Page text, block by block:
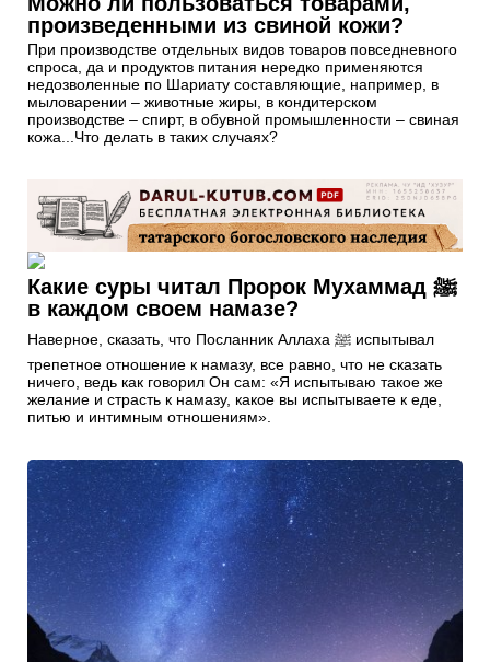
произведенными из свиной кожи?
При производстве отдельных видов товаров повседневного
спроса, да и продуктов питания нередко применяются
недозволенные по Шариату составляющие, например, в
мыловарении – животные жиры, в кондитерском
производстве – спирт, в обувной промышленности – свиная
кожа...Что делать в таких случаях?
Какие суры читал Пророк Мухаммад ﷺ
в каждом своем намазе?
Наверное, сказать, что Посланник Аллаха ﷺ испытывал
трепетное отношение к намазу, все равно, что не сказать
ничего, ведь как говорил Он сам: «Я испытываю такое же
желание и страсть к намазу, какое вы испытываете к еде,
питью и интимным отношениям».